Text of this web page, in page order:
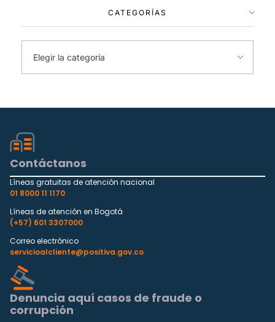
CATEGORÍAS
Contáctanos
Líneas gratuitas de atención nacional
01 8000 11 1170
Líneas de atención en Bogotá
(+57) 601 3307000
Correo electrónico
servicioalcliente@positiva.gov.co
Denuncia aquí casos de fraude o
corrupción